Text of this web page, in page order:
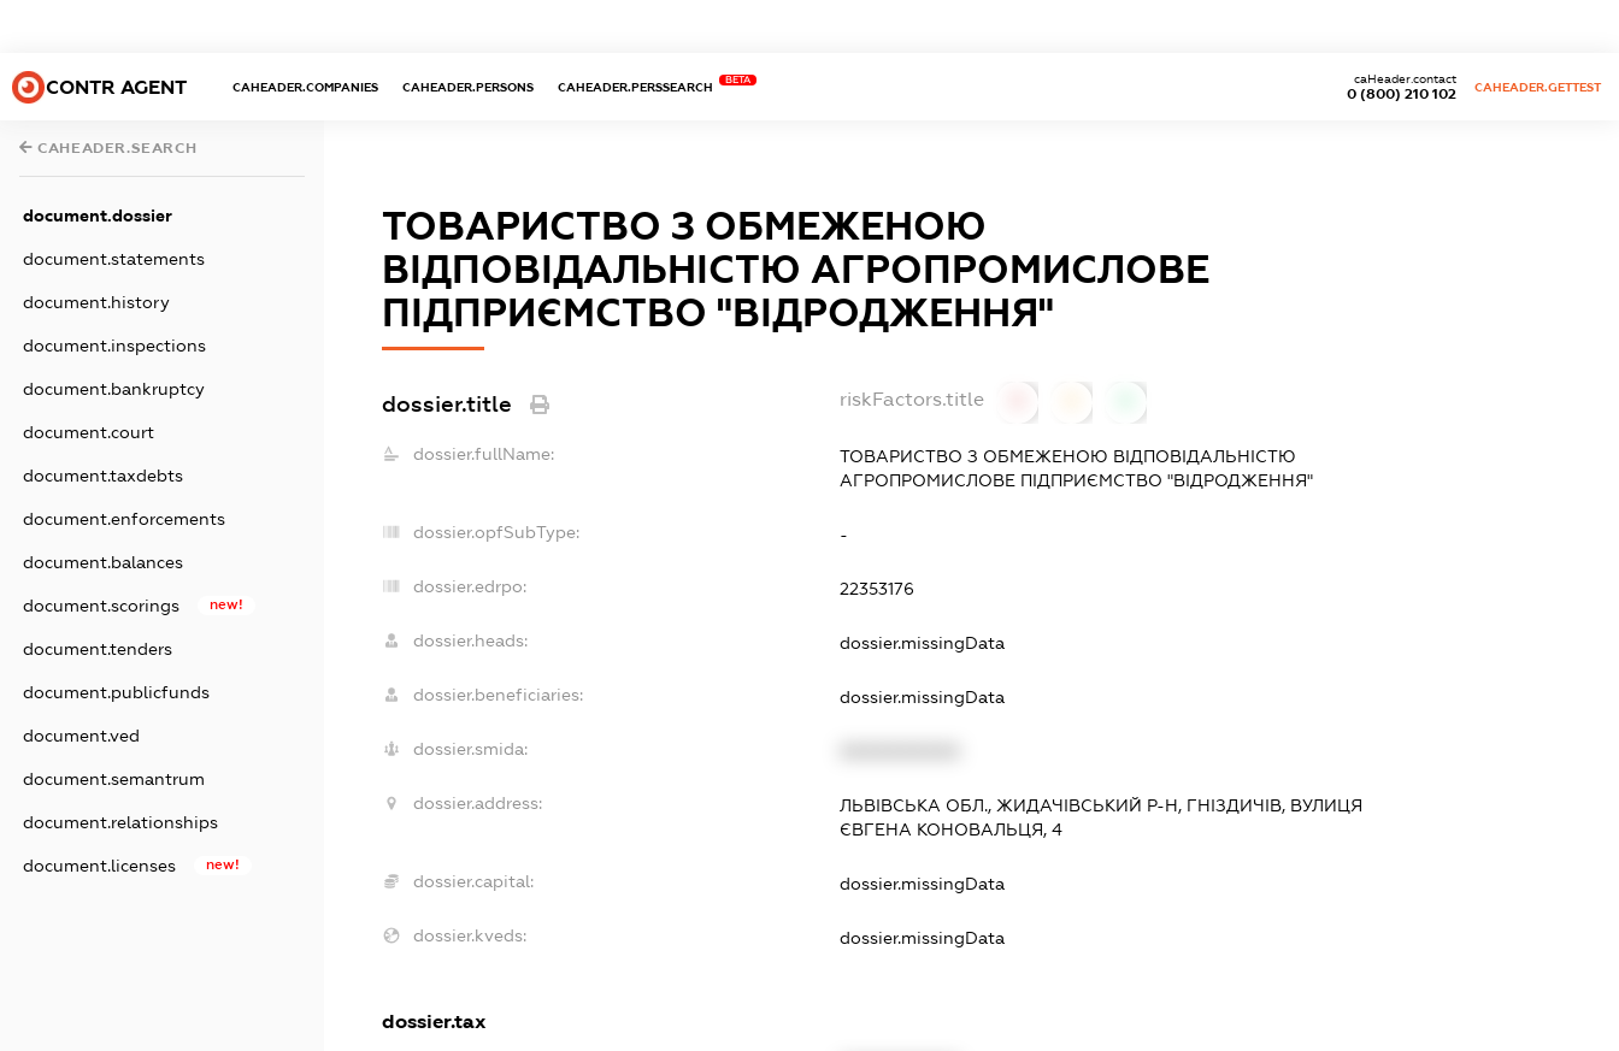
CONTR AGENT CAHEADER.COMPANIES CAHEADER.PERSONS CAHEADER.PERSSEARCH
BETA
0 (800) 210 102
caHeader.contact
CAHEADER.GETTEST
CAHEADER.SEARCH
document.dossier
document.statements
document.history
document.inspections
document.bankruptcy
document.court
document.taxdebts
document.enforcements
document.balances
document.scorings new!
document.tenders
document.publicfunds
document.ved
document.semantrum
document.relationships
document.licenses new!
ТОВАРИСТВО З ОБМЕЖЕНОЮ
ВІДПОВІДАЛЬНІСТЮ АГРОПРОМИСЛОВЕ
ПІДПРИЄМСТВО "ВІДРОДЖЕННЯ"
dossier.title riskFactors.title
dossier.fullName:
ТОВАРИСТВО З ОБМЕЖЕНОЮ ВІДПОВІДАЛЬНІСТЮ
АГРОПРОМИСЛОВЕ ПІДПРИЄМСТВО "ВІДРОДЖЕННЯ"
dossier.opfSubType: -
dossier.edrpo: 22353176
dossier.heads: dossier.missingData
dossier.beneficiaries: dossier.missingData
dossier.smida:
dossier.address:
ЛЬВІВСЬКА ОБЛ., ЖИДАЧІВСЬКИЙ Р-Н, ГНІЗДИЧІВ, ВУЛИЦЯ
ЄВГЕНА КОНОВАЛЬЦЯ, 4
dossier.capital: dossier.missingData
dossier.kveds: dossier.missingData
dossier.tax